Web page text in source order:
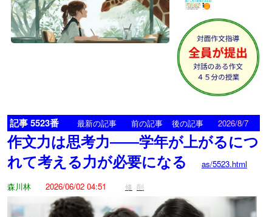
記事 5523番 最新の記事 前の記事 後の記事 2026/8/7
作文力は思考力――学年が上がるにつ
れて考える力が必要になる
as/5523.html
森川林
2026/06/02 04:51 修 削